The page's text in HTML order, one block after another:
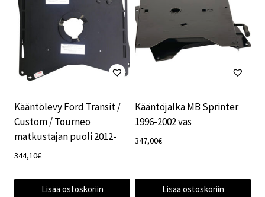
Kääntölevy Ford Transit /
Custom / Tourneo
matkustajan puoli 2012-
344,10€
Lisää ostoskoriin
Kääntöjalka MB Sprinter
1996-2002 vas
347,00€
Lisää ostoskoriin